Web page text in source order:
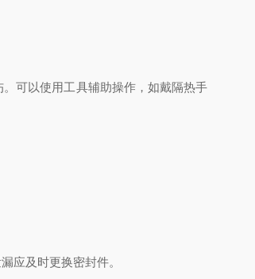
可以使用工具辅助操作，如戴隔热手
应及时更换密封件。